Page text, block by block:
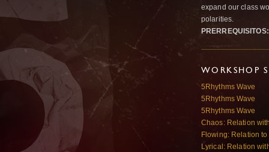
expand our class
polarities.
PRERREQUISITOS:
WORKSHOP
5Rhythms Wave
5Rhythms Wave
5Rhythms Wave
Chaos: Relation
Flowing: Relation
Lyrical: Relation